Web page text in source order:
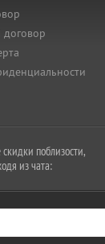
поблизости,
из чата: